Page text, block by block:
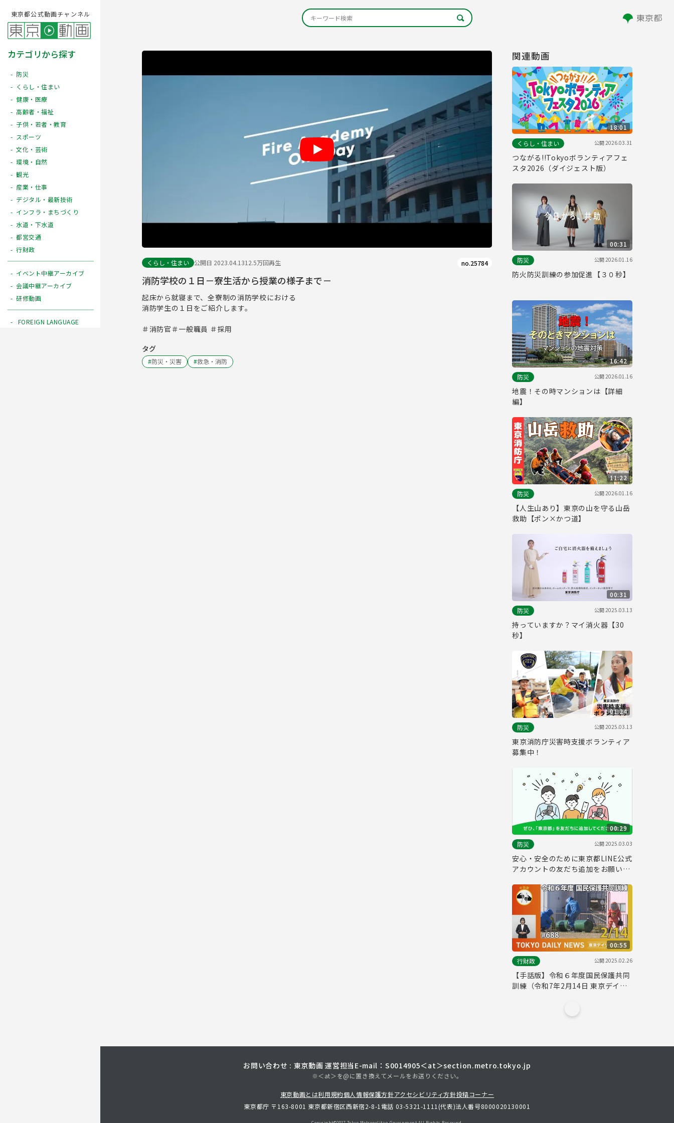
東京都公式動画チャンネル
カテゴリから探す
防災
くらし・住まい
健康・医療
高齢者・福祉
子供・若者・教育
スポーツ
文化・芸術
環境・自然
観光
産業・仕事
デジタル・最新技術
インフラ・まちづくり
水道・下水道
都営交通
行財政
イベント中継アーカイブ
会議中継アーカイブ
研修動画
FOREIGN LANGUAGE
くらし・住まい 公開日 2023.04.1312.5万回再生 no.25784
消防学校の１日－寮生活から授業の様子まで－
起床から就寝まで、全寮制の消防学校における
消防学生の１日をご紹介します。
＃消防官＃一般職員 ＃採用
タグ
#防災・災害 #救急・消防
関連動画
18:01
くらし・住まい
公開2026.03.31
つながる!!Tokyoボランティアフェ
スタ2026（ダイジェスト版）
00:31
防災
公開2026.01.16
防火防災訓練の参加促進【３０秒】
16:42
防災
公開2026.01.16
地震！その時マンションは【詳細
編】
11:22
防災
公開2026.01.16
【人生山あり】東京の山を守る山岳
救助【ポン×かつ道】
00:31
防災
公開2025.03.13
持っていますか？マイ消火器【30
秒】
01:24
防災
公開2025.03.13
東京消防庁災害時支援ボランティア
募集中！
00:29
防災
公開2025.03.03
安心・安全のために東京都LINE公式
アカウントの友だち追加をお願いし
00:55
行財政
公開2025.02.26
【手話版】令和６年度国民保護共同
訓練（令和7年2月14日 東京デイリ
お問い合わせ : 東京動画 運営担当 E-mail：S0014905＜at＞section.metro.tokyo.jp
※＜at＞を@に置き換えてメールをお送りください。
東京動画とは利用規約個人情報保護方針アクセシビリティ方針投稿コーナー
東京都庁 〒163-8001 東京都新宿区西新宿2-8-1 電話 03-5321-1111(代表)法人番号8000020130001